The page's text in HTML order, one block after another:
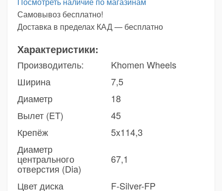
Самовывоз бесплатно!
Доставка в пределах КАД — бесплатно
Характеристики:
Производитель:
Khomen Wheels
Ширина
7,5
Диаметр
18
Вылет (ET)
45
Крепёж
5x114,3
Диаметр
центрального
отверстия (Dia)
67,1
Цвет диска F-Silver-FP